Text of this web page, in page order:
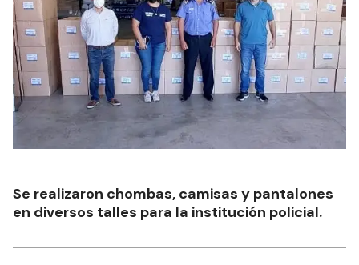
Se realizaron chombas, camisas y pantalones
en diversos talles para la institución policial.